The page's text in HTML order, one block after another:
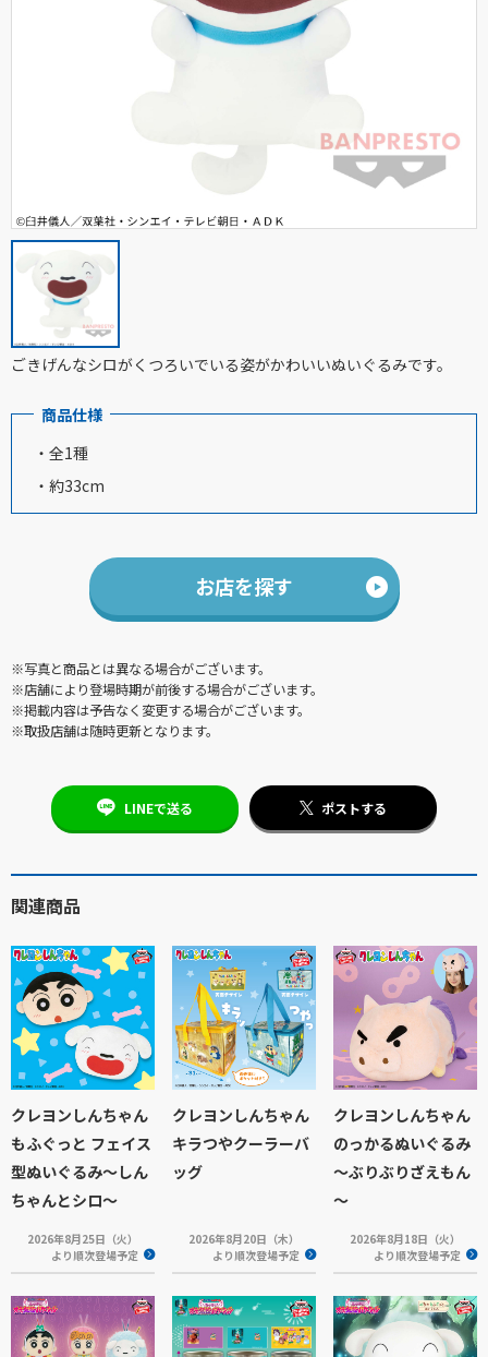
ごきげんなシロがくつろいでいる姿がかわいいぬいぐるみです。
商品仕様
・全1種
・約33cm
お店を探す
※写真と商品とは異なる場合がございます。
※店舗により登場時期が前後する場合がございます。
※掲載内容は予告なく変更する場合がございます。
※取扱店舗は随時更新となります。
LINEで送る ポストする
関連商品
クレヨンしんちゃん
もふぐっと フェイス
型ぬいぐるみ～しん
ちゃんとシロ～
2026年8月25日（火）
より順次登場予定
クレヨンしんちゃん
キラつやクーラーバ
ッグ
2026年8月20日（木）
より順次登場予定
クレヨンしんちゃん
のっかるぬいぐるみ
～ぶりぶりざえもん
～
2026年8月18日（火）
より順次登場予定